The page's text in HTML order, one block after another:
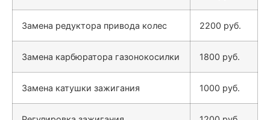
Замена редуктора привода колес 2200 руб.
Замена карбюратора газонокосилки 1800 руб.
Замена катушки зажигания 1000 руб.